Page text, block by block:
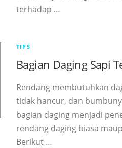
terhadap …
TIPS
Bagian Daging Sapi
Rendang membutuhkan
tidak hancur, dan
bagian daging menjadi
rendang daging biasa
Berikut …